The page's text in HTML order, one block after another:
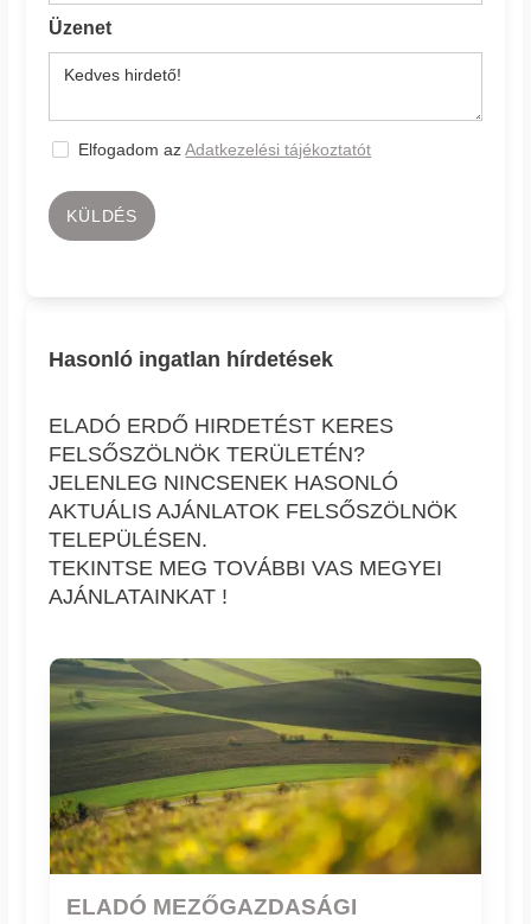
Üzenet
Elfogadom azAdatkezelési tájékoztatót
KÜLDÉS
Hasonló ingatlan hírdetések
ELADÓ ERDŐ HIRDETÉST KERES
FELSŐSZÖLNÖK TERÜLETÉN?
JELENLEG NINCSENEK HASONLÓ
AKTUÁLIS AJÁNLATOK FELSŐSZÖLNÖK
TELEPÜLÉSEN.
TEKINTSE MEG TOVÁBBI VAS MEGYEI
AJÁNLATAINKAT !
ELADÓ MEZŐGAZDASÁGI